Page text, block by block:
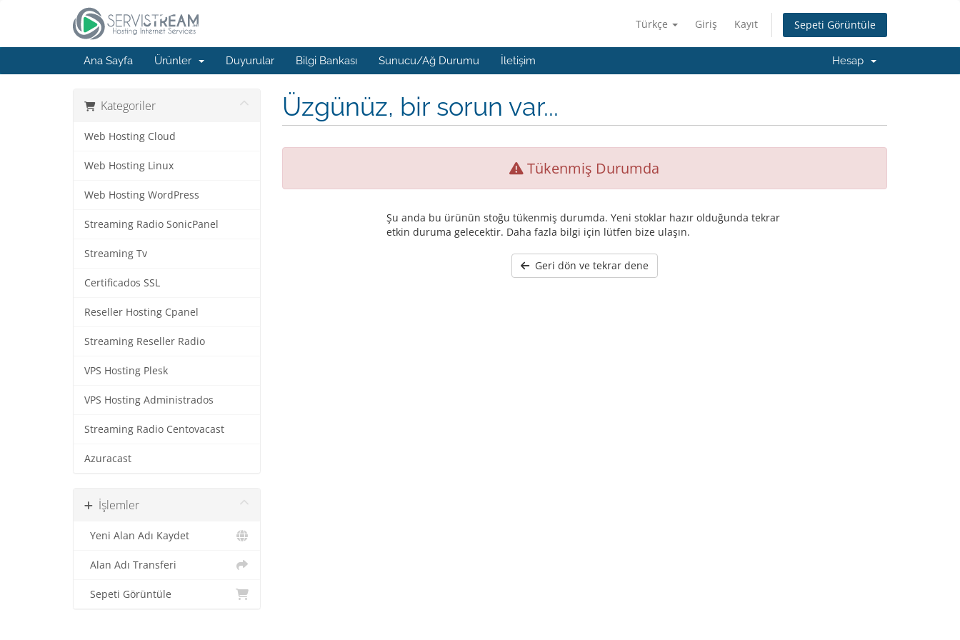
Türkçe Giriş Kayıt Sepeti Görüntüle
Ana Sayfa Ürünler Duyurular Bilgi Bankası Sunucu/Ağ Durumu İletişim Hesap
Kategoriler
Web Hosting Cloud
Web Hosting Linux
Web Hosting WordPress
Streaming Radio SonicPanel
Streaming Tv
Certificados SSL
Reseller Hosting Cpanel
Streaming Reseller Radio
VPS Hosting Plesk
VPS Hosting Administrados
Streaming Radio Centovacast
Azuracast
İşlemler
Yeni Alan Adı Kaydet
Alan Adı Transferi
Sepeti Görüntüle
Üzgünüz, bir sorun var...
Tükenmiş Durumda
Şu anda bu ürünün stoğu tükenmiş durumda. Yeni stoklar hazır olduğunda tekrar
etkin duruma gelecektir. Daha fazla bilgi için lütfen bize ulaşın.
Geri dön ve tekrar dene